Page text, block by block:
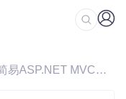
/ 推荐开源项目：MvcPaging - 简易ASP.NET MVC分页库